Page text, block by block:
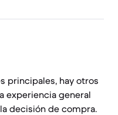
principales, hay otros
experiencia general
decisión de compra.